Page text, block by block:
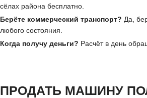
сёлах района бесплатно.
Берёте коммерческий транспорт? Да,
любого состояния.
Когда получу деньги? Расчёт в день
ПРОДАТЬ МАШИНУ